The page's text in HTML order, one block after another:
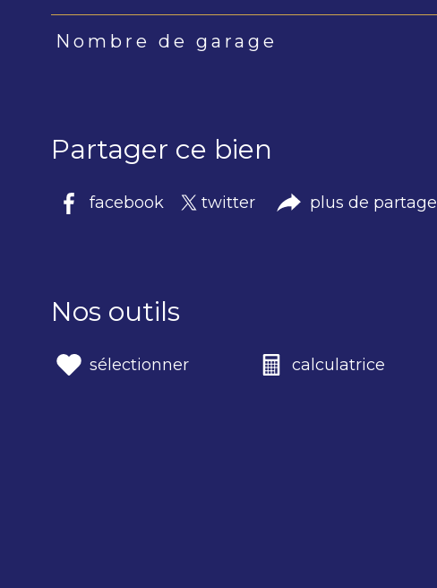
Nombre de garage
Partager ce bien
facebook twitter plus de partage
Nos outils
sélectionner calculatrice